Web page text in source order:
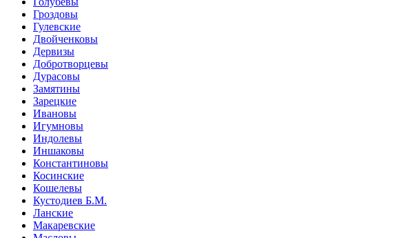
Гроздовы
Гулевские
Двойченковы
Дервизы
Добротворцевы
Дурасовы
Замятины
Зарецкие
Ивановы
Игумновы
Индолевы
Иншаковы
Константиновы
Косинские
Кошелевы
Кустодиев Б.М.
Ланские
Макаревские